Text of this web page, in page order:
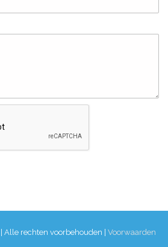
rechten voorbehouden | Voorwaarden